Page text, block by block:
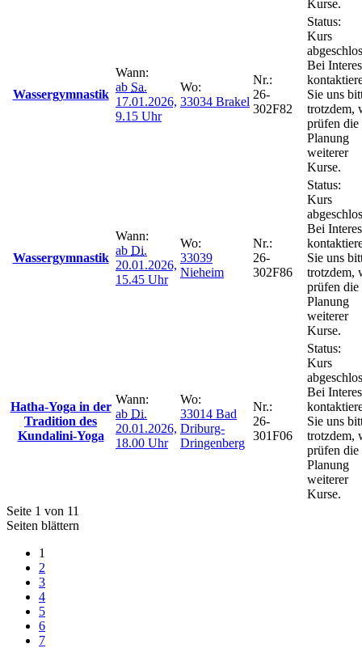
Kurse.
Wassergymnastik
Wann:
ab Sa.
17.01.2026,
9.15 Uhr
Wo:
33034 Brakel
Nr.:
26-
302F82
Status:
Kurs
Bei
Sie uns
trotzdem,
prüfen die
Planung
weiterer
Kurse.
Wassergymnastik
Wann:
ab Di.
20.01.2026,
15.45 Uhr
Wo:
33039
Nieheim
Nr.:
26-
302F86
Status:
Kurs
Bei
Sie uns
trotzdem,
prüfen die
Planung
weiterer
Kurse.
Hatha-Yoga in der
Tradition des
Kundalini-Yoga
Wann:
ab Di.
20.01.2026,
18.00 Uhr
Wo:
33014 Bad
Driburg-
Dringenberg
Nr.:
26-
301F06
Status:
Kurs
Bei
Sie uns
trotzdem,
prüfen die
Planung
weiterer
Kurse.
Seite 1 von 11
Seiten blättern
1
2
3
4
5
6
7